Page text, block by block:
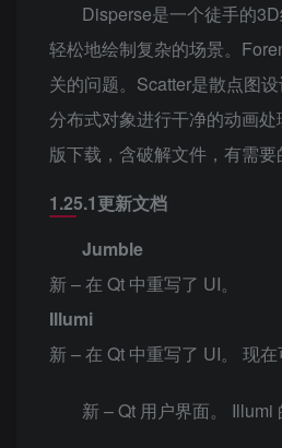
Disperse是一个徒手的
轻松地绘制复杂的场景。
关的问题。Scatter是散点图
分布式对象进行干净的动画
版下载，含破解文件，有需要
1.25.1更新文档
Jumble
新 – 在 Qt 中重写了 UI。
Illumi
新 – 在 Qt 中重写了 UI。 现在
新 – Qt 用户界面。 Illumi